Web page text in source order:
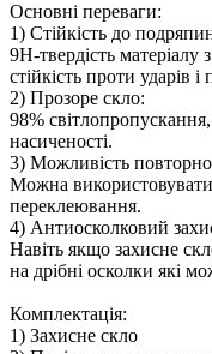
Основні переваги:
1) Стійкість до
9H-твердість матеріалу
стійкість проти ударів
2) Прозоре скло:
98% світлопропускання,
насиченості.
3) Можливість
Можна
переклеювання.
4) Антиосколковий
Навіть якщо захисне
на дрібні осколки які
Комплектація:
1) Захисне скло